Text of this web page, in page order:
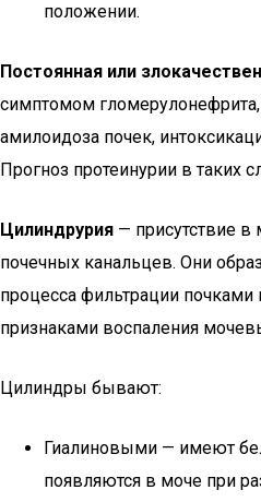
положении.
Постоянная или
симптомом гломерулонефрита,
амилоидоза почек,
Прогноз протеинурии в таких
Цилиндрурия — присутствие в
почечных канальцев. Они
процесса фильтрации
признаками воспаления
Цилиндры бывают:
Гиалиновыми — имеют
появляются в моче при